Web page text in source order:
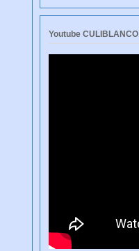
Youtube CULIBLANCO